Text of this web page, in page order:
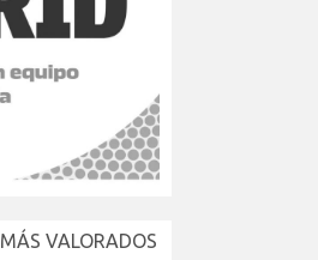
MÁS VALORADOS